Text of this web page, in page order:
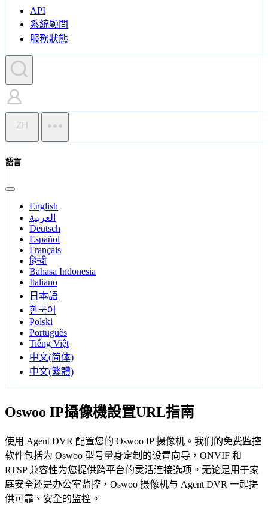
API
系統顧問
服務狀態
ZH
語言
English
العربية
Deutsch
Español
Français
हिन्दी
Bahasa Indonesia
Italiano
日本語
한국어
Polski
Português
Tiếng Việt
中文(简体)
中文(繁體)
Oswoo IP攝像機設置URL指南
使用 Agent DVR 配置您的 Oswoo IP 摄像机。我们的免费监控
软件包括为 Oswoo 型号量身定制的设置向导，ONVIF 和
RTSP 兼容性为您提供跨平台的灵活连接选项。无论是用于家
庭安全还是办公室监控，Oswoo 摄像机与 Agent DVR 一起提
供可靠、安全的监控。